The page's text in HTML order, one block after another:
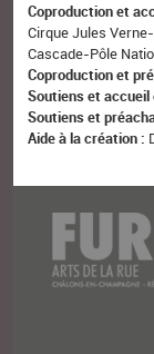
Coproduction et
Cirque Jules
Cascade-Pôle
Coproduction et
Soutiens et
Soutiens et
Aide à la création :